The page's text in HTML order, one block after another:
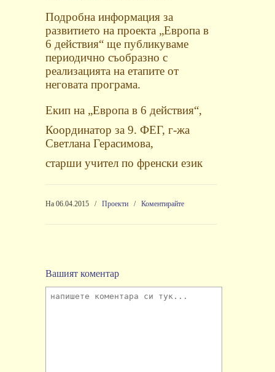
Подробна информация за
развитието на проекта „Европа в
6 действия“ ще публикуваме
периодично съобразно с
реализацията на етапите от
неговата програма.
Екип на „Европа в 6 действия“,
Координатор за 9. ФЕГ, г-жа
Светлана Герасимова,
старши учител по френски език
На 06.04.2015 / Проекти / Коментирайте
Вашият коментар